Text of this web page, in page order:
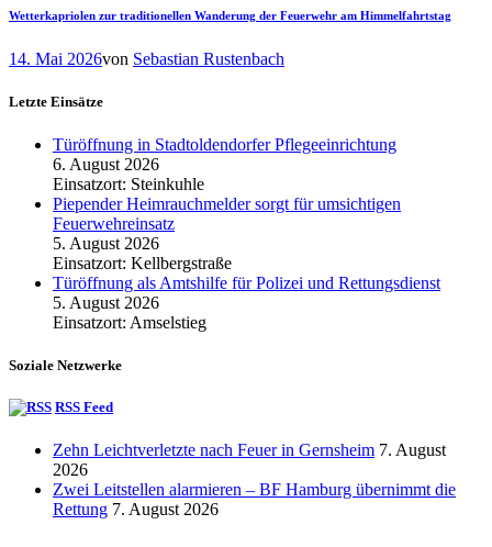
Wetterkapriolen zur traditionellen Wanderung der Feuerwehr am Himmelfahrtstag
14. Mai 2026von Sebastian Rustenbach
Letzte Einsätze
Türöffnung in Stadtoldendorfer Pflegeeinrichtung
6. August 2026
Einsatzort: Steinkuhle
Piepender Heimrauchmelder sorgt für umsichtigen
Feuerwehreinsatz
5. August 2026
Einsatzort: Kellbergstraße
Türöffnung als Amtshilfe für Polizei und Rettungsdienst
5. August 2026
Einsatzort: Amselstieg
Soziale Netzwerke
RSS Feed
Zehn Leichtverletzte nach Feuer in Gernsheim 7. August
2026
Zwei Leitstellen alarmieren – BF Hamburg übernimmt die
Rettung 7. August 2026